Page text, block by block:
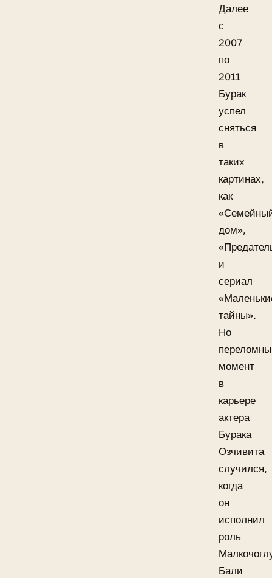
Далее
с
2007
по
2011
Бурак
успел
сняться
в
таких
картинах,
как
дом»,
и
сериал
тайны».
Но
момент
в
карьере
актера
Бурака
Озчивита
случился,
когда
он
исполнил
роль
Бали